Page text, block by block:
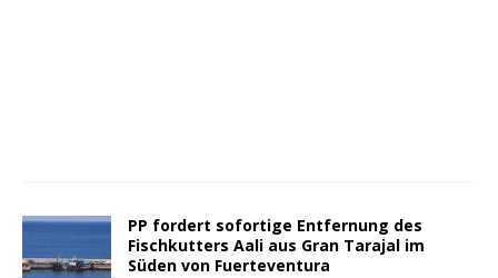
PP fordert sofortige Entfernung des
Fischkutters Aali aus Gran Tarajal im
Süden von Fuerteventura